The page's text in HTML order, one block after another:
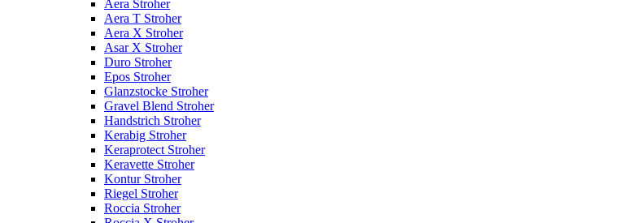
Aera Stroher
Aera T Stroher
Aera X Stroher
Asar X Stroher
Duro Stroher
Epos Stroher
Glanzstocke Stroher
Gravel Blend Stroher
Handstrich Stroher
Kerabig Stroher
Keraprotect Stroher
Keravette Stroher
Kontur Stroher
Riegel Stroher
Roccia Stroher